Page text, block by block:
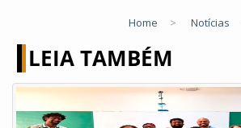
Home > Notícias
LEIA TAMBÉM